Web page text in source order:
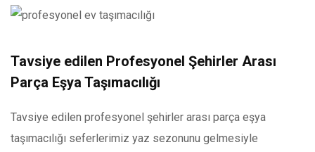
Tavsiye edilen Profesyonel Şehirler Arası
Parça Eşya Taşımacılığı
Tavsiye edilen profesyonel şehirler arası parça eşya
taşımacılığı seferlerimiz yaz sezonunu gelmesiyle